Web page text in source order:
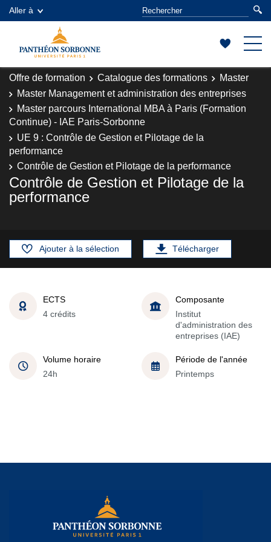
Aller à
Offre de formation Catalogue des formations
Master
Master Management et administration des entreprises
Master parcours International MBA à Paris (Formation
Continue) - IAE Paris-Sorbonne
UE 9 : Contrôle de Gestion et Pilotage de la
performance
Contrôle de Gestion et Pilotage de la performance
Contrôle de Gestion et Pilotage de la
performance
Ajouter à la sélection Télécharger
ECTS
4 crédits
Composante
Institut
d'administration des
entreprises (IAE)
Volume horaire
24h
Période de l'année
Printemps